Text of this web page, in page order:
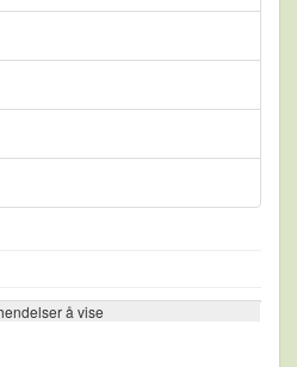
å vise